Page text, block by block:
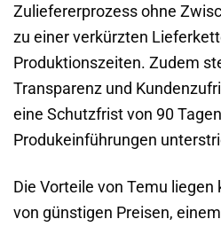
Zuliefererprozess ohne
zu einer verkürzten
Produktionszeiten. Zudem
Transparenz und
eine Schutzfrist von 90
Produkeinführungen
Die Vorteile von Temu
von günstigen Preisen,